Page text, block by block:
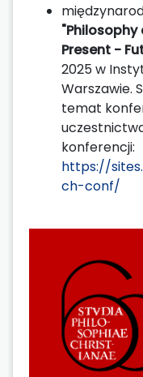
Present -
2025 w
Warszawie.
temat
konferencji:
https://
ch-conf/